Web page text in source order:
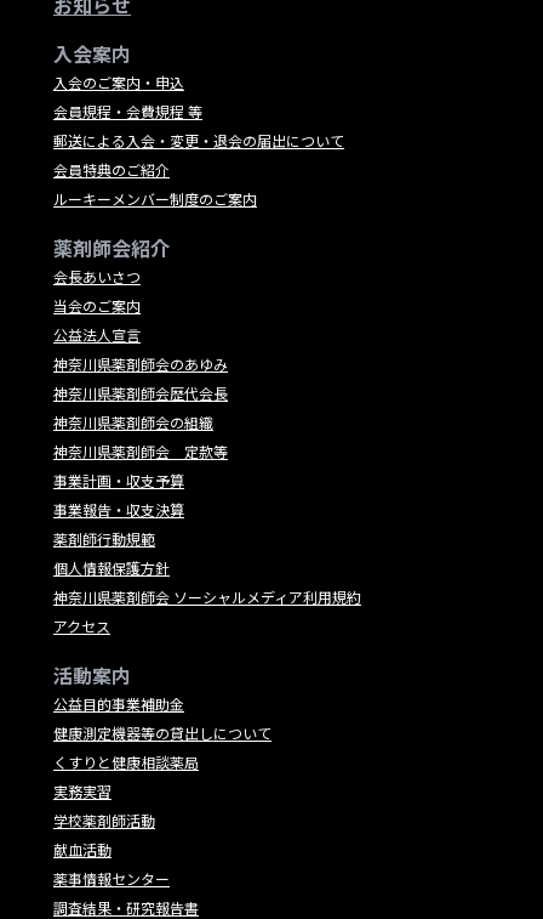
入会案内
入会のご案内・申込
会員規程・会費規程 等
郵送による入会・変更・退会の届出について
会員特典のご紹介
ルーキーメンバー制度のご案内
薬剤師会紹介
会長あいさつ
当会のご案内
公益法人宣言
神奈川県薬剤師会のあゆみ
神奈川県薬剤師会歴代会長
神奈川県薬剤師会の組織
神奈川県薬剤師会 定款等
事業計画・収支予算
事業報告・収支決算
薬剤師行動規範
個人情報保護方針
神奈川県薬剤師会 ソーシャルメディア利用規約
アクセス
活動案内
公益目的事業補助金
健康測定機器等の貸出しについて
くすりと健康相談薬局
実務実習
学校薬剤師活動
献血活動
薬事情報センター
調査結果・研究報告書